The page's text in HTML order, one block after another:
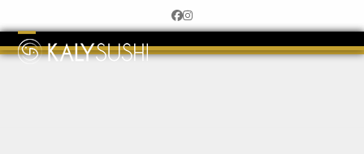
to
content
Facebook
Instagram
Open
Close